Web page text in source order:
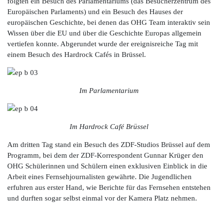
Europäischen Parlaments) und ein Besuch des Hauses der
europäischen Geschichte, bei denen das OHG Team interaktiv sein
Wissen über die EU und über die Geschichte Europas allgemein
vertiefen konnte. Abgerundet wurde der ereignisreiche Tag mit
einem Besuch des Hardrock Cafés in Brüssel.
Im Parlamentarium
Im Hardrock Café Brüssel
Am dritten Tag stand ein Besuch des ZDF-Studios Brüssel auf dem
Programm, bei dem der ZDF-Korrespondent Gunnar Krüger den
OHG Schülerinnen und Schülern einen exklusiven Einblick in die
Arbeit eines Fernsehjournalisten gewährte. Die Jugendlichen
erfuhren aus erster Hand, wie Berichte für das Fernsehen entstehen
und durften sogar selbst einmal vor der Kamera Platz nehmen.